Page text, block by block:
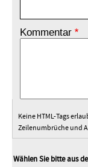
Kommentar
Keine HTML-Tags
Zeilenumbrüche und
Wählen Sie bitte aus